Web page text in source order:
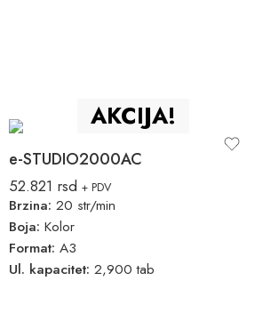
AKCIJA!
e-STUDIO2000AC
52.821 rsd + PDV
Brzina: 20 str/min
Boja: Kolor
Format: A3
Ul. kapacitet: 2,900 tab